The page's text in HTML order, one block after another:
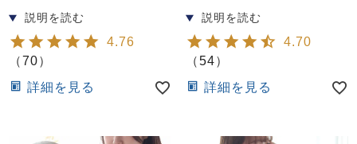
春 秋
すべてのキッ
ズ
パジャマ
4.76
（70）
詳細を見る
4.70
（54）
詳細を見る